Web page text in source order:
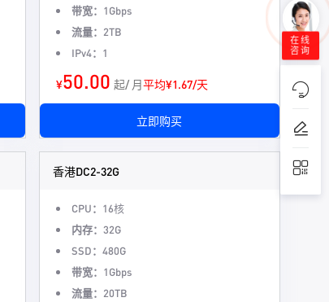
带宽： 1Gbps
流量： 2TB
IPv4： 1
¥50.00 起/ 月平均¥1.67/天
立即购买
香港DC2-32G
CPU： 16核
内存： 32G
SSD： 480G
带宽： 1Gbps
流量： 20TB
在线
咨询